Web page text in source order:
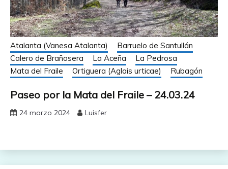
Atalanta (Vanesa Atalanta)
Barruelo de Santullán
Calero de Brañosera
La Aceña
La Pedrosa
Mata del Fraile
Ortiguera (Aglais urticae) Rubagón
Paseo por la Mata del Fraile – 24.03.24
24 marzo 2024 Luisfer